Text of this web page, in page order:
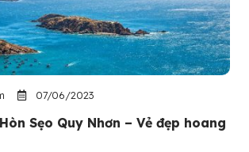
07/06/2023
Sẹo Quy Nhơn – Vẻ đẹp hoang